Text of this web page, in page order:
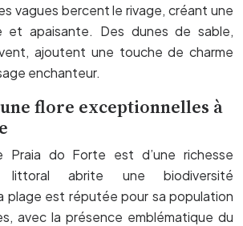
vagues bercent le rivage, créant une
et apaisante. Des dunes de sable,
ajoutent une touche de charme
enchanteur.
flore exceptionnelles à
Praia do Forte est d’une richesse
littoral abrite une biodiversité
plage est réputée pour sa population
avec la présence emblématique du